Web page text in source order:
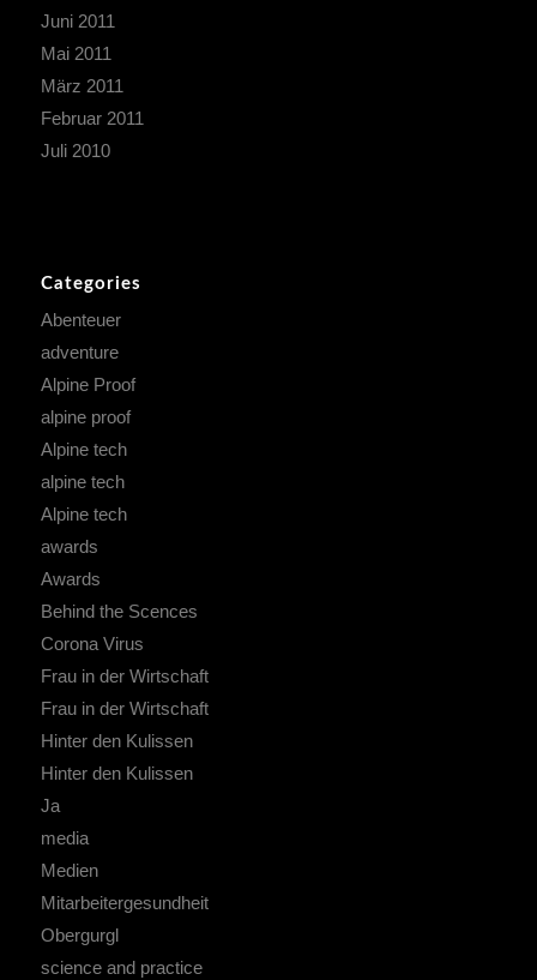
Juni 2011
Mai 2011
März 2011
Februar 2011
Juli 2010
Categories
Abenteuer
adventure
Alpine Proof
alpine proof
Alpine tech
alpine tech
Alpine tech
awards
Awards
Behind the Scences
Corona Virus
Frau in der Wirtschaft
Frau in der Wirtschaft
Hinter den Kulissen
Hinter den Kulissen
Ja
media
Medien
Mitarbeitergesundheit
Obergurgl
science and practice